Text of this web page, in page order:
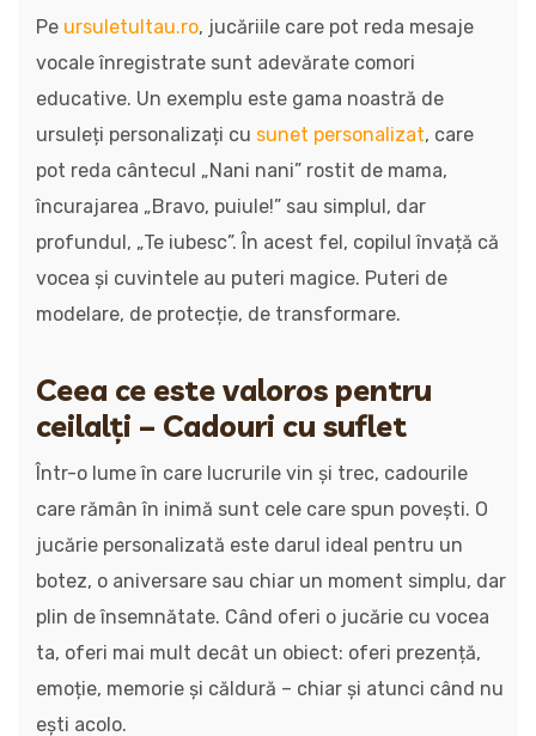
Pe ursuletultau.ro, jucăriile care pot reda mesaje
vocale înregistrate sunt adevărate comori
educative. Un exemplu este gama noastră de
ursuleți personalizați cu sunet personalizat, care
pot reda cântecul „Nani nani” rostit de mama,
încurajarea „Bravo, puiule!” sau simplul, dar
profundul, „Te iubesc”. În acest fel, copilul învață că
vocea și cuvintele au puteri magice. Puteri de
modelare, de protecție, de transformare.
Ceea ce este valoros pentru
ceilalți – Cadouri cu suflet
Într-o lume în care lucrurile vin și trec, cadourile
care rămân în inimă sunt cele care spun povești. O
jucărie personalizată este darul ideal pentru un
botez, o aniversare sau chiar un moment simplu, dar
plin de însemnătate. Când oferi o jucărie cu vocea
ta, oferi mai mult decât un obiect: oferi prezență,
emoție, memorie și căldură – chiar și atunci când nu
ești acolo.